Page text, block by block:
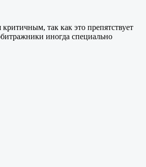
так как это препятствует
иногда специально